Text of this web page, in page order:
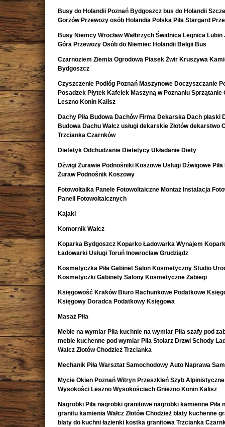
Busy do Holandii Poznań Bydgoszcz bus do Holandii
Gorzów Przewozy osób Holandia Polska Piła Stargard
Busy Niemcy Wrocław Wałbrzych Świdnica Legnica Lubin
Góra Przewozy Osób do Niemiec Holandii Belgii Bus
Czarnoziem Ziemia Ogrodowa Piasek Żwir Kruszywa
Bydgoszcz
Czyszczenie Podłóg Poznań Maszynowe Doczyszczanie
Posadzek Płytek Kafelek Maszyną w Poznaniu Sprzątanie
Leszno Konin Kalisz
Dachy Piła Budowa Dachów Firma Dekarska Dach płaski
Budowa Dachu Wałcz usługi dekarskie Złotów dekarstwo
Trzcianka Czarnków
Dietetyk Odchudzanie Dietetycy Układanie Diety
Dźwigi Żurawie Podnośniki Koszowe Usługi Dźwigowe Piła
Żuraw Podnośnik Koszowy
Fotowoltaika Panele Fotowoltaiczne Montaż Instalacja
Paneli Fotowoltaicznych
Kajaki
Komornik Wałcz
Koparka Bydgoszcz Koparko Ładowarka Wynajem
Ładowarki Usługi Toruń Inowrocław Grudziądz
Kosmetyczka Piła Gabinet Salon Kosmetyczny Studio
Kosmetyczki Gabinety Salony Kosmetyczne Zabiegi
Księgowość Kraków Biuro Rachunkowe Podatkowe
Księgowy Doradca Podatkowy Księgowa
Masaż Piła
Meble na wymiar Piła kuchnie na wymiar Piła szafy pod
meble kuchenne pod wymiar Piła Stolarz Drzwi Schody
Wałcz Złotów Chodzież Trzcianka
Mechanik Piła Warsztat Samochodowy Auto Naprawa
Mycie Okien Poznań Witryn Przeszkleń Szyb
Wysokości Leszno Wysokościach Gniezno Konin Kalisz
Nagrobki Piła nagrobki granitowe nagrobki kamienne Piła
granitu kamienia Wałcz Złotów Chodzież blaty kuchenne
blaty do kuchni łazienki kostka granitowa Trzcianka